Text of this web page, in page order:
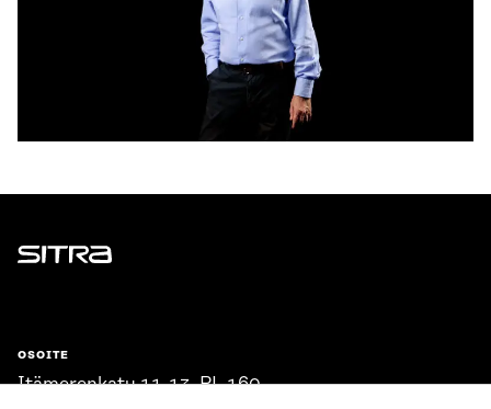
Sitra
OSOITE
Itämerenkatu 11-13, PL 160,